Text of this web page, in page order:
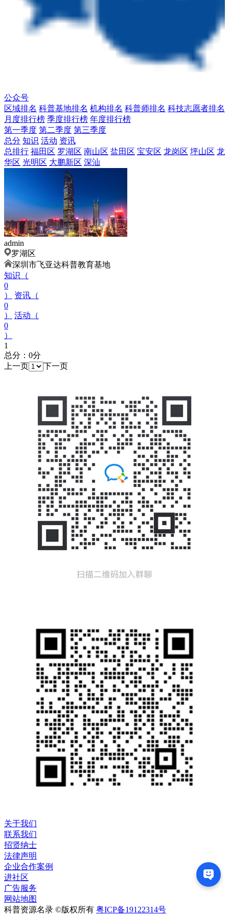
公众号
区域排名 科普基地排名 机构排名 科普师排名 科技志愿者排名
月度排行榜 季度排行榜 年度排行榜
第一季度 第二季度 第三季度
总分 知识 活动 资讯
总排行 福田区 罗湖区 南山区 盐田区 宝安区 龙岗区 坪山区 龙
华区 光明区 大鹏新区 深汕
admin
罗湖区
深圳市飞亚达科普教育基地
知识（
0
）
资讯（
0
）
活动（
0
）
1
总分：0分
上一页
下一页
关于我们
联系我们
招贤纳士
法律声明
企业合作案例
进社区
广告服务
网站地图
科普资源名录 ©版权所有 粤ICP备19122314号